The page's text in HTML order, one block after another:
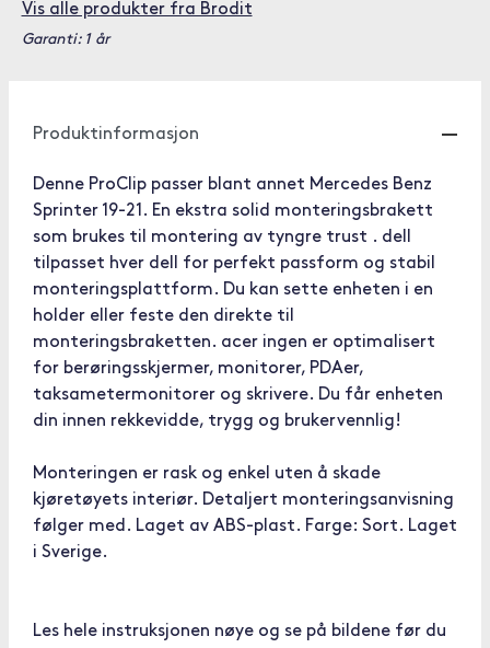
Vis alle produkter fra Brodit
Garanti: 1 år
Produktinformasjon
Denne ProClip passer blant annet Mercedes Benz
Sprinter 19-21. En ekstra solid monteringsbrakett
som brukes til montering av tyngre trust . dell
tilpasset hver dell for perfekt passform og stabil
monteringsplattform. Du kan sette enheten i en
holder eller feste den direkte til
monteringsbraketten. acer ingen er optimalisert
for berøringsskjermer, monitorer, PDAer,
taksametermonitorer og skrivere. Du får enheten
din innen rekkevidde, trygg og brukervennlig!
Monteringen er rask og enkel uten å skade
kjøretøyets interiør. Detaljert monteringsanvisning
følger med. Laget av ABS-plast. Farge: Sort. Laget
i Sverige.
Les hele instruksjonen nøye og se på bildene før du